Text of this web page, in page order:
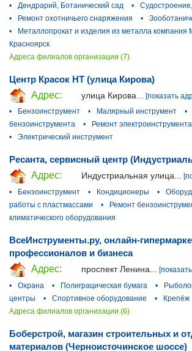
•
Дендрарий, Ботанический сад •
•
Ремонт охотничьего снаряжения •
•
Металлопрокат и изделия из металла компания
Красноярск
Адреса филиалов организации (7)
Центр Красок НТ (улица Кирова)
Адрес:
улица Кирова...
[показать
•
Бензоинструмент • Малярный инструмент •
бензоинструмента
•
Ремонт электроинструмента
•
Электрический инструмент
Ресанта, сервисный центр
Адрес:
Индустриальная улица...
•
Бензоинструмент • Кондиционеры •
работы с пластмассами
• Ремонт
климатического оборудования
ВсеИнструменты.ру, онлайн-
профессионалов и бизнеса
Адрес:
проспект Ленина...
•
Охрана • Полиграцическая бумага •
центры
• Спортивное оборудование •
Крепёж
Адреса филиалов организации (6)
Боберстрой, магазин строительных и
материалов (Черноисточинское шоссе)